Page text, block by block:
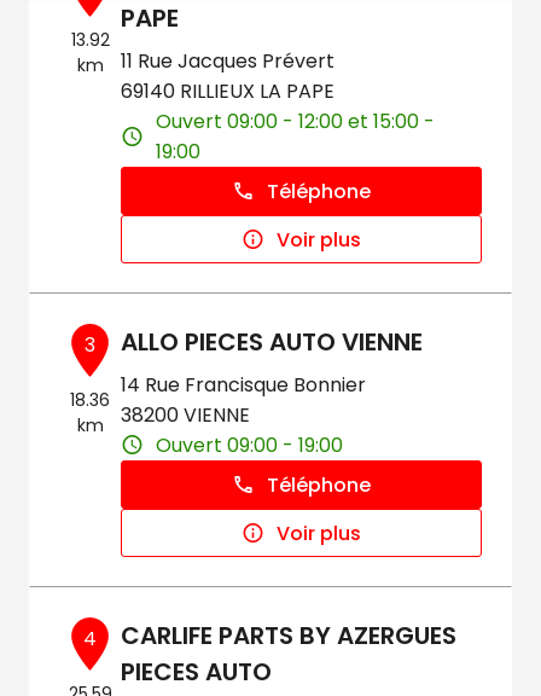
13.92
km
PAPE
11 Rue Jacques Prévert
69140 RILLIEUX LA PAPE
Ouvert 09:00 - 12:00 et 15:00 -
19:00
Téléphone
Voir plus
3
18.36
km
ALLO PIECES AUTO VIENNE
14 Rue Francisque Bonnier
38200 VIENNE
Ouvert 09:00 - 19:00
Téléphone
Voir plus
4
CARLIFE PARTS BY AZERGUES
PIECES AUTO